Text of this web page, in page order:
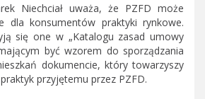
Niechciał uważa, że PZFD może
dla konsumentów praktyki rynkowe.
się one w „Katalogu zasad umowy
być wzorem do sporządzania
dokumencie, który towarzyszy
przyjętemu przez PZFD.